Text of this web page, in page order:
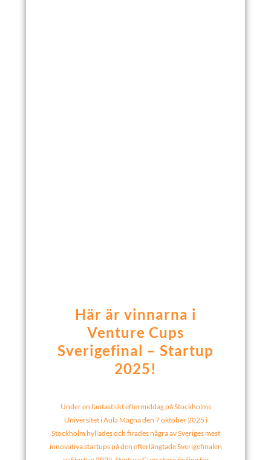
Här är vinnarna i
Venture Cups
Sverigefinal – Startup
2025!
Under en fantastiskt eftermiddag på Stockholms
Universitet i Aula Magna den 7 oktober 2025 i
Stockholm hyllades och firades några av Sveriges mest
innovativa startups på den efterlängtade Sverigefinalen